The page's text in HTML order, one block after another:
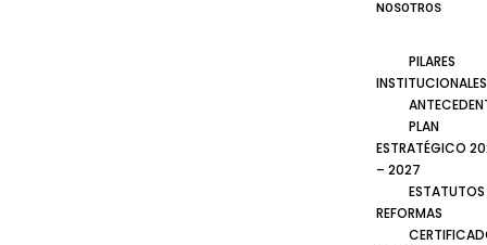
NOSOTROS
PILARES
INSTITUCIONALES
PLAN
ESTRATÉGICO
– 2027
ESTATUTOS
REFORMAS